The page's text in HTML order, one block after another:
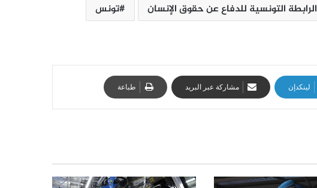
الرابطة التونسية للدفاع عن حقوق الإنسان
تونس
لينكدإن مشاركة عبر البريد طباعة